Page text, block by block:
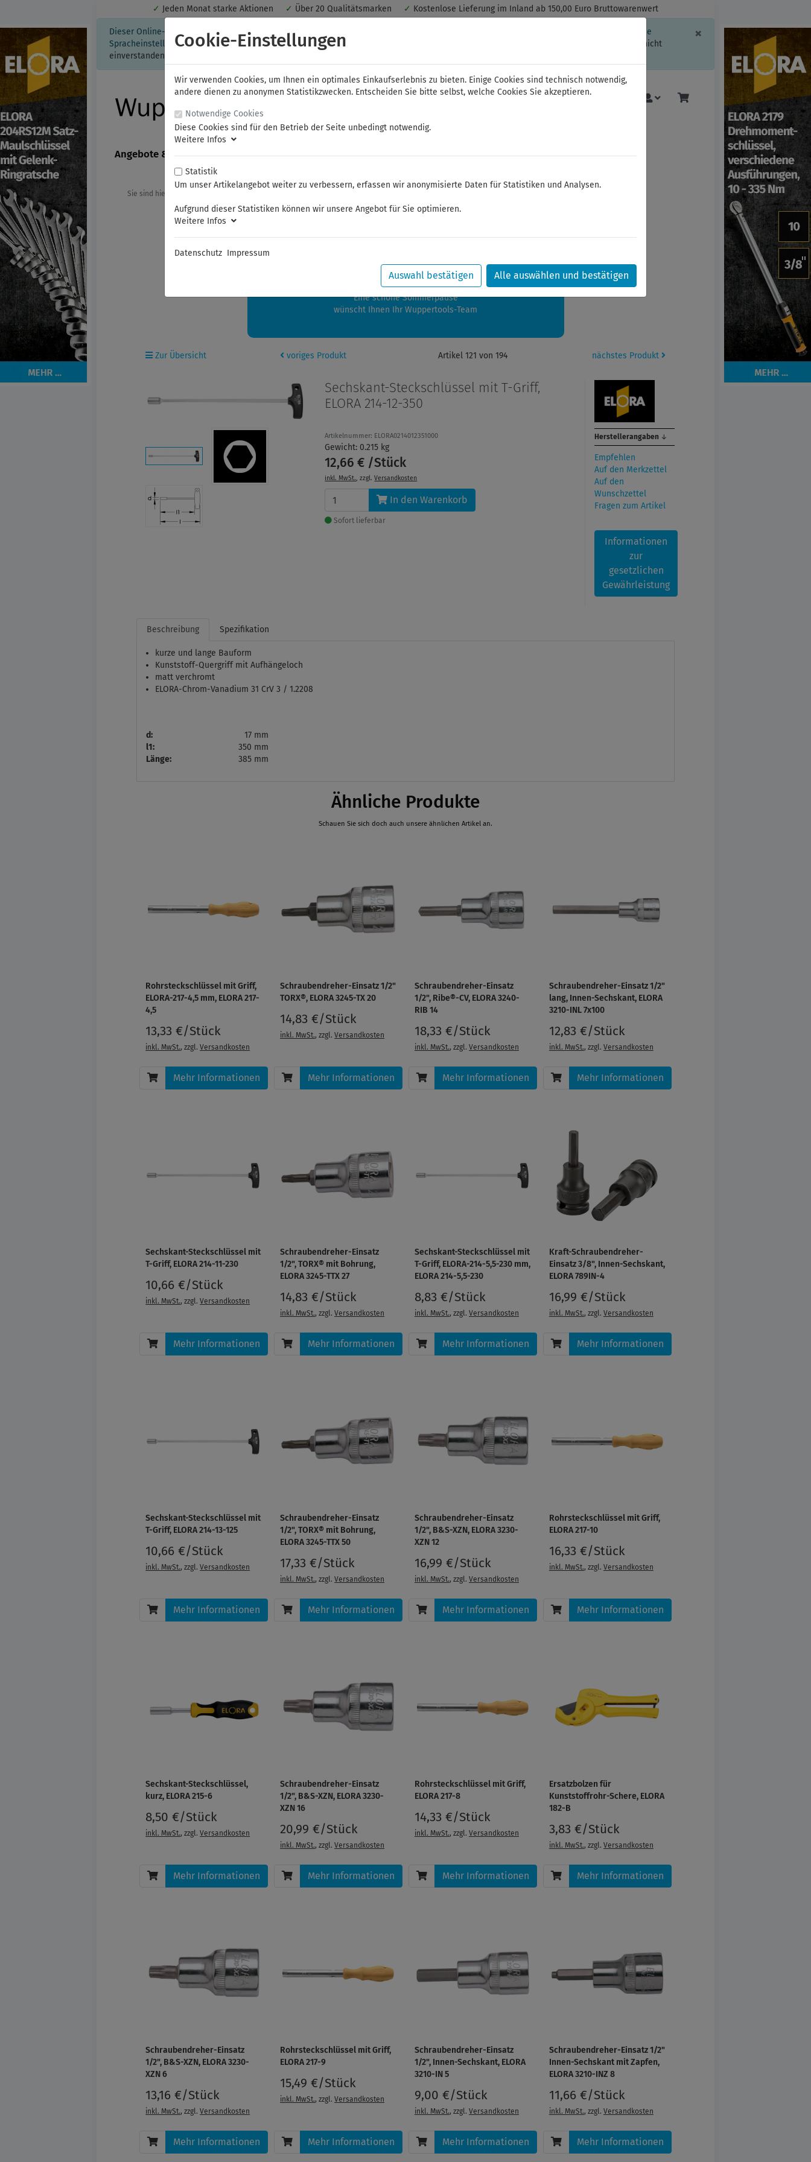
✓ Jeden Monat starke Aktionen ✓ Über 20 Qualitätsmarken ✓ Kostenlose Lieferung im Inland ab 150,00 Euro Bruttowarenwert
× Schließen
Dieser Online-Shop verwendet Cookies für ein optimales Einkaufserlebnis. Dabei werden beispielsweise die Session-Informationen oder die
Spracheinstellung auf Ihrem Rechner gespeichert. Ohne Cookies ist der Funktionsumfang des Online-Shops eingeschränkt.
Sind Sie damit nicht
einverstanden, klicken Sie bitte hier.
Angebote & Neuheiten FAMAG NWS ELORA FELO Bauer & Böcker Mehr
Sie sind hier:
Sommerferien
zwischen 28.07.2026 und 21.08.2026 machen auch wir Urlaub.
Ihre Bestellungen in diesem Zeitraum werden ab dem 24.08.2026 verschickt.
Eine schöne Sommerpause
wünscht Ihnen Ihr Wuppertools-Team
Zur Übersicht voriges Produkt Artikel 121 von 194 nächstes Produkt
Sechskant-Steckschlüssel mit T-Griff,
ELORA 214-12-350
Artikelnummer: ELORA0214012351000
Gewicht: 0.215 kg
12,66 € /Stück
inkl. MwSt., zzgl.Versandkosten
In den Warenkorb
Sofort lieferbar
Herstellerangaben ↓
Empfehlen
Auf den Merkzettel
Auf den
Wunschzettel
Fragen zum Artikel
Informationen
zur
gesetzlichen
Gewährleistung
Beschreibung Spezifikation
kurze und lange Bauform
Kunststoff-Quergriff mit Aufhängeloch
matt verchromt
ELORA-Chrom-Vanadium 31 CrV 3 / 1.2208
d:
17 mm
l1:
350 mm
Länge:
385 mm
Ähnliche Produkte
Schauen Sie sich doch auch unsere ähnlichen Artikel an.
Rohrsteckschlüssel mit Griff,
ELORA-217-4,5 mm, ELORA 217-
4,5
13,33 €/Stück
inkl. MwSt., zzgl.Versandkosten
Mehr Informationen
Schraubendreher-Einsatz 1/2"
TORX®, ELORA 3245-TX 20
14,83 €/Stück
inkl. MwSt., zzgl.Versandkosten
Mehr Informationen
Schraubendreher-Einsatz
1/2", Ribe®-CV, ELORA 3240-
RIB 14
18,33 €/Stück
inkl. MwSt., zzgl. Versandkosten
Mehr Informationen
Schraubendreher-Einsatz 1/2"
lang, Innen-Sechskant, ELORA
3210-INL 7x100
12,83 €/Stück
inkl. MwSt., zzgl. Versandkosten
Mehr Informationen
Sechskant-Steckschlüssel mit
T-Griff, ELORA 214-11-230
10,66 €/Stück
inkl. MwSt., zzgl.Versandkosten
Mehr Informationen
Schraubendreher-Einsatz
1/2", TORX® mit Bohrung,
ELORA 3245-TTX 27
14,83 €/Stück
inkl. MwSt., zzgl.Versandkosten
Mehr Informationen
Sechskant-Steckschlüssel mit
T-Griff, ELORA-214-5,5-230 mm,
ELORA 214-5,5-230
8,83 €/Stück
inkl. MwSt., zzgl. Versandkosten
Mehr Informationen
Kraft-Schraubendreher-
Einsatz 3/8", Innen-Sechskant,
ELORA 789IN-4
16,99 €/Stück
inkl. MwSt., zzgl. Versandkosten
Mehr Informationen
Sechskant-Steckschlüssel mit
T-Griff, ELORA 214-13-125
10,66 €/Stück
inkl. MwSt., zzgl.Versandkosten
Mehr Informationen
Schraubendreher-Einsatz
1/2", TORX® mit Bohrung,
ELORA 3245-TTX 50
17,33 €/Stück
inkl. MwSt., zzgl.Versandkosten
Mehr Informationen
Schraubendreher-Einsatz
1/2", B&S-XZN, ELORA 3230-
XZN 12
16,99 €/Stück
inkl. MwSt., zzgl. Versandkosten
Mehr Informationen
Rohrsteckschlüssel mit Griff,
ELORA 217-10
16,33 €/Stück
inkl. MwSt., zzgl. Versandkosten
Mehr Informationen
Sechskant-Steckschlüssel,
kurz, ELORA 215-6
8,50 €/Stück
inkl. MwSt., zzgl.Versandkosten
Mehr Informationen
Schraubendreher-Einsatz
1/2", B&S-XZN, ELORA 3230-
XZN 16
20,99 €/Stück
inkl. MwSt., zzgl.Versandkosten
Mehr Informationen
Rohrsteckschlüssel mit Griff,
ELORA 217-8
14,33 €/Stück
inkl. MwSt., zzgl. Versandkosten
Mehr Informationen
Ersatzbolzen für
Kunststoffrohr-Schere, ELORA
182-B
3,83 €/Stück
inkl. MwSt., zzgl. Versandkosten
Mehr Informationen
Schraubendreher-Einsatz
1/2", B&S-XZN, ELORA 3230-
XZN 6
13,16 €/Stück
inkl. MwSt., zzgl.Versandkosten
Mehr Informationen
Rohrsteckschlüssel mit Griff,
ELORA 217-9
15,49 €/Stück
inkl. MwSt., zzgl.Versandkosten
Mehr Informationen
Schraubendreher-Einsatz
1/2", Innen-Sechskant, ELORA
3210-IN 5
9,00 €/Stück
inkl. MwSt., zzgl. Versandkosten
Mehr Informationen
Schraubendreher-Einsatz 1/2"
Innen-Sechskant mit Zapfen,
ELORA 3210-INZ 8
11,66 €/Stück
inkl. MwSt., zzgl. Versandkosten
Mehr Informationen
Cookie-Einstellungen
Wir verwenden Cookies, um Ihnen ein optimales Einkaufserlebnis zu bieten. Einige Cookies sind technisch notwendig,
andere dienen zu anonymen Statistikzwecken. Entscheiden Sie bitte selbst, welche Cookies Sie akzeptieren.
Notwendige Cookies
Diese Cookies sind für den Betrieb der Seite unbedingt notwendig.
Weitere Infos
Statistik
Um unser Artikelangebot weiter zu verbessern, erfassen wir anonymisierte Daten für Statistiken und Analysen.
Aufgrund dieser Statistiken können wir unsere Angebot für Sie optimieren.
Weitere Infos
Datenschutz Impressum
Auswahl bestätigen Alle auswählen und bestätigen